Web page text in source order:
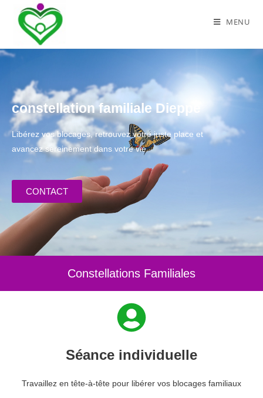
MENU
constellation familiale Dieppe
Libérez vos blocages, retrouvez votre juste place et
avancez sereinement dans votre vie.
CONTACT
Constellations Familiales
Séance individuelle
Travaillez en tête-à-tête pour libérer vos blocages familiaux